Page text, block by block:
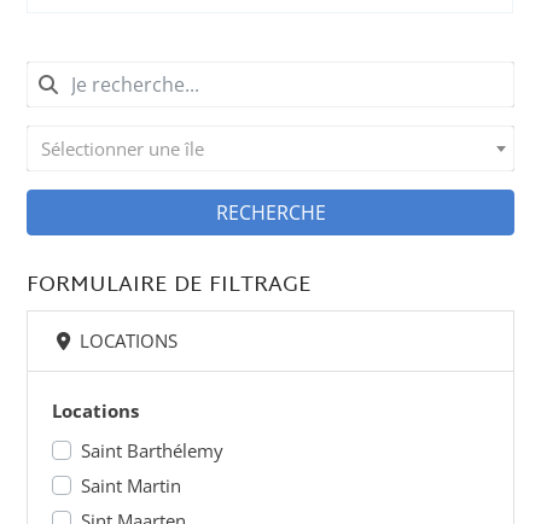
Sélectionner une île
RECHERCHE
FORMULAIRE DE FILTRAGE
LOCATIONS
Locations
Saint Barthélemy
Saint Martin